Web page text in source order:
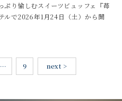
ぷり愉しむスイーツビュッフェ『苺
ルで2026年1月24日（土）から開
… 9 next >